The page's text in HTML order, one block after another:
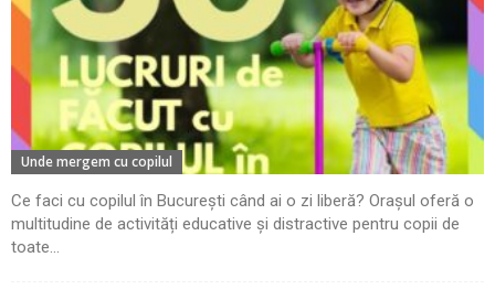
Unde mergem cu copilul
Ce faci cu copilul în București când ai o zi liberă? Orașul oferă o
multitudine de activități educative și distractive pentru copii de
toate...